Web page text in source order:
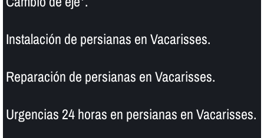
Instalación de persianas en Vacarisses.
Reparación de persianas en Vacarisses.
Urgencias 24 horas en persianas en Vacarisses.